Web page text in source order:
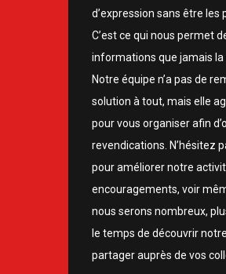
d’expression sans être les
C’est ce qui nous permet
informations que jamais la
Notre équipe n’a pas de
solution à tout, mais elle
pour vous organiser afin
revendications. N’hésitez
pour améliorer notre
encouragements, voir
nous serons nombreux,
le temps de découvrir
partager auprès de vos